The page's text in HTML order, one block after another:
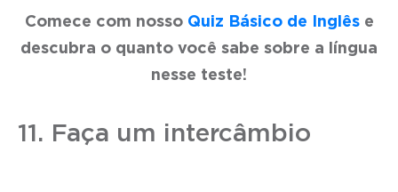
Comece com nosso Quiz Básico de Inglêse
descubra o quanto você sabe sobre a língua
nesse teste!
11. Faça um intercâmbio